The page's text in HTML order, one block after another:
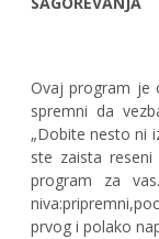
Ovaj program je
spremni da
„Dobite nesto ni
ste zaista
program za vas.
prvog i polako